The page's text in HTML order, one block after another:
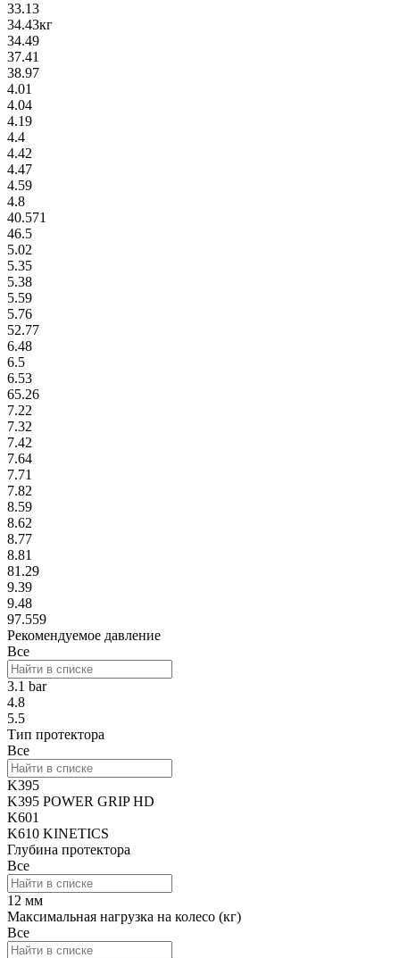
33.13
34.43кг
34.49
37.41
38.97
4.01
4.04
4.19
4.4
4.42
4.47
4.59
4.8
40.571
46.5
5.02
5.35
5.38
5.59
5.76
52.77
6.48
6.5
6.53
65.26
7.22
7.32
7.42
7.64
7.71
7.82
8.59
8.62
8.77
8.81
81.29
9.39
9.48
97.559
Рекомендуемое давление
Все
3.1 bar
4.8
5.5
Тип протектора
Все
K395
K395 POWER GRIP HD
K601
K610 KINETICS
Глубина протектора
Все
12 мм
Максимальная нагрузка на колесо (кг)
Все